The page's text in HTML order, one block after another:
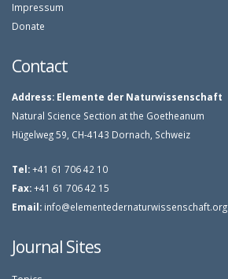
Impressum
Donate
Contact
Address: Elemente der Naturwissenschaft
Natural Science Section at the Goetheanum
Hügelweg 59, CH-4143 Dornach, Schweiz
Tel:+41 61 706 42 10
Fax:+41 61 706 42 15
Email: info@elementedernaturwissenschaft.org
Journal Sites